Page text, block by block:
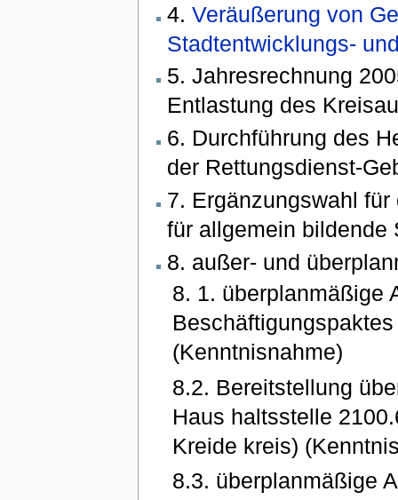
4. Veräußerung von
Stadtentwicklungs-
5. Jahresrechnung
Entlastung des
6. Durchführung des
der Rettungsdienst-
7. Ergänzungswahl
für allgemein bildende
8. außer- und
8. 1. überplanmäßige
(Kenntnisnahme)
8.2. Bereitstellung
Haus haltsstelle
Kreide kreis)
8.3. überplanmäßige